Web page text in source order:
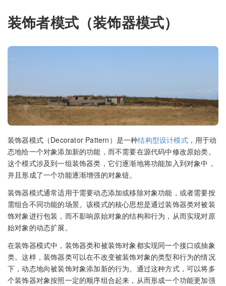
装饰者模式（装饰器模式）
装饰器模式（Decorator Pattern）是一种结构型设计模式，用于动
态地给一个对象添加新的功能，而不需要在源代码中修改原始类。
这个模式涉及到一组装饰器类，它们逐渐地将功能加入到对象中，
并且形成了一个功能逐渐增强的对象链。
装饰器模式通常适用于需要动态添加或移除对象功能，或者需要按
需组合不同功能的场景。该模式的核心思想是通过装饰器类对被装
饰对象进行包装，而不影响原始对象的结构和行为，从而实现对原
始对象的动态扩展。
在装饰器模式中，装饰器类和被装饰对象都实现同一个接口或抽象
类。这样，装饰器类可以在不改变被装饰对象的类型和行为的情况
下，动态地向被装饰对象添加新的行为。通过这种方式，可以将多
个装饰器对象按照一定的顺序组合起来，从而形成一个功能更加强